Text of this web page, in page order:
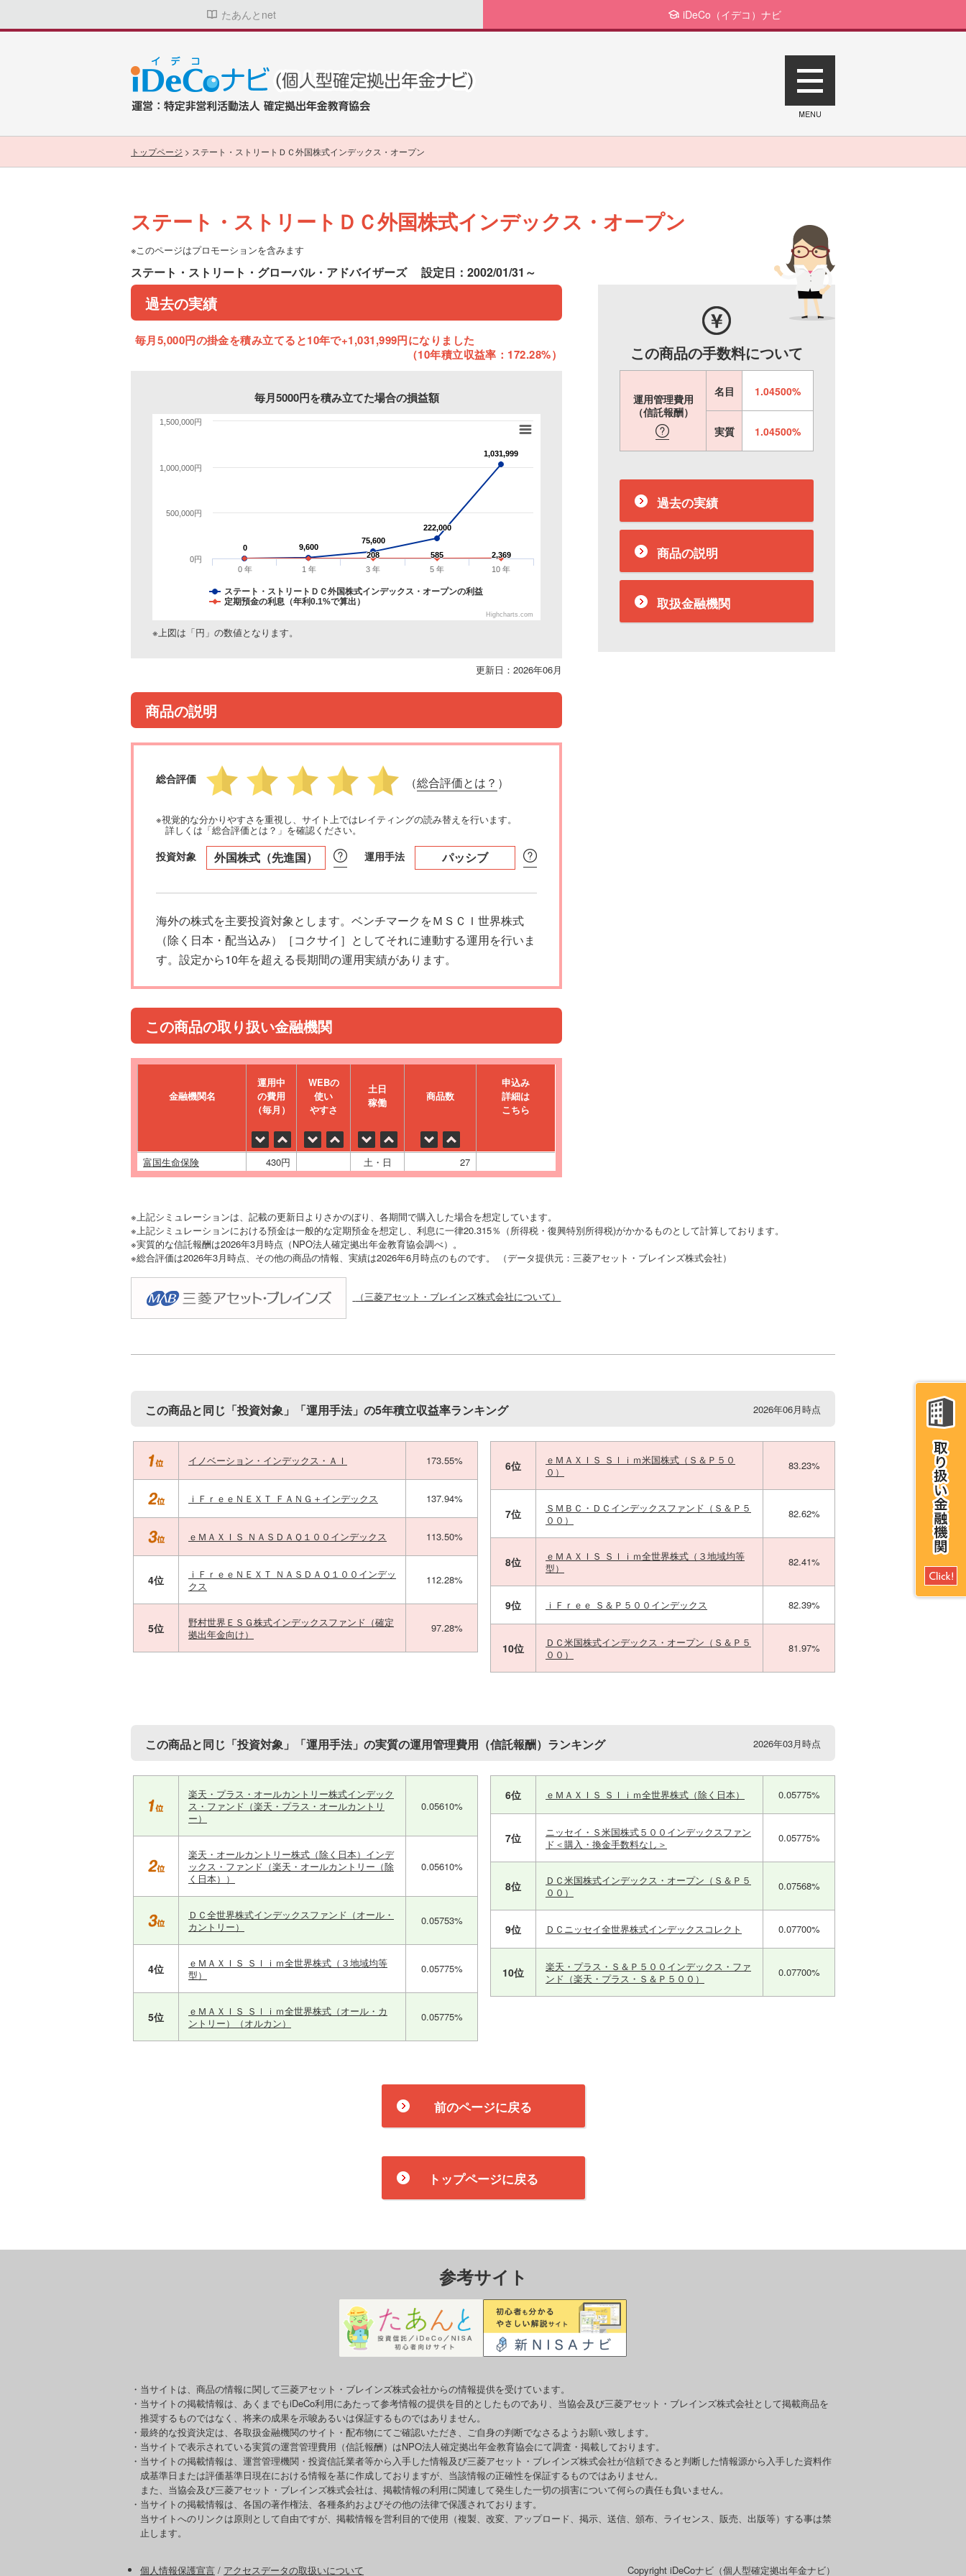
たあんとnet iDeCo（イデコ）ナビ
トップページ > ステート・ストリートＤＣ外国株式インデックス・オープン
ステート・ストリートＤＣ外国株式インデックス・オープン
※このページはプロモーションを含みます
ステート・ストリート・グローバル・アドバイザーズ 設定日：2002/01/31～
過去の実績
毎月5,000円の掛金を積み立てると10年で+1,031,999円になりました
（10年積立収益率：172.28%）
毎月5000円を積み立てた場合の損益額
0
0 9,600
9,600
75,600
75,600
222,000
222,000
1,031,999
1,031,999
208
208 585
585 2,369
2,369
ステート・ストリートＤＣ外国株式インデックス・オープンの利益
定期預金の利息（年利0.1%で算出）
0 年 1 年 3 年 5 年 10 年
0円
500,000円
1,000,000円
1,500,000円
Highcharts.com
※上図は「円」の数値となります。
更新日：2026年06月
商品の説明
総合評価 （総合評価とは？ ）
※視覚的な分かりやすさを重視し、サイト上ではレイティングの読み替えを行います。
詳しくは「総合評価とは？」を確認ください。
投資対象 外国株式（先進国） 運用手法 パッシブ
海外の株式を主要投資対象とします。ベンチマークをＭＳＣＩ世界株式
（除く日本・配当込み）［コクサイ］としてそれに連動する運用を行いま
す。設定から10年を超える長期間の運用実績があります。
この商品の取り扱い金融機関
金融機関名
運⽤中
の費⽤
（毎⽉）
WEBの
使い
やすさ
⼟⽇
稼働
商品数
申込み
詳細は
こちら
富国生命保険 430円 土・日 27
この商品の手数料について
運用管理費用
（信託報酬）
名目 1.04500%
実質 1.04500%
過去の実績
商品の説明
取扱金融機関
※上記シミュレーションは、記載の更新日よりさかのぼり、各期間で購入した場合を想定しています。
※上記シミュレーションにおける預金は一般的な定期預金を想定し、利息に一律20.315％（所得税・復興特別所得税)がかかるものとして計算しております。
※実質的な信託報酬は2026年3月時点（NPO法人確定拠出年金教育協会調べ）。
※総合評価は2026年3月時点、その他の商品の情報、実績は2026年6月時点のものです。 （データ提供元：三菱アセット・ブレインズ株式会社）
（三菱アセット・ブレインズ株式会社について）
この商品と同じ「投資対象」「運用手法」の5年積立収益率ランキング 2026年06月時点
イノベーション・インデックス・ＡＩ 173.55%
ｉＦｒｅｅＮＥＸＴ ＦＡＮＧ＋インデックス 137.94%
ｅＭＡＸＩＳ ＮＡＳＤＡＱ１００インデックス 113.50%
4位
ｉＦｒｅｅＮＥＸＴ ＮＡＳＤＡＱ１００インデッ
クス
112.28%
5位
野村世界ＥＳＧ株式インデックスファンド（確定
拠出年金向け）
97.28%
6位
ｅＭＡＸＩＳ Ｓｌｉｍ米国株式（Ｓ＆Ｐ５０
０）
83.23%
7位
ＳＭＢＣ・ＤＣインデックスファンド（Ｓ＆Ｐ５
００）
82.62%
8位
ｅＭＡＸＩＳ Ｓｌｉｍ全世界株式（３地域均等
型）
82.41%
9位 ｉＦｒｅｅ Ｓ＆Ｐ５００インデックス 82.39%
10位
ＤＣ米国株式インデックス・オープン（Ｓ＆Ｐ５
００）
81.97%
この商品と同じ「投資対象」「運用手法」の実質の運用管理費用（信託報酬）ランキング 2026年03月時点
楽天・プラス・オールカントリー株式インデック
ス・ファンド（楽天・プラス・オールカントリ
ー）
0.05610%
楽天・オールカントリー株式（除く日本）インデ
ックス・ファンド（楽天・オールカントリー（除
く日本））
0.05610%
ＤＣ全世界株式インデックスファンド（オール・
カントリー）
0.05753%
4位
ｅＭＡＸＩＳ Ｓｌｉｍ全世界株式（３地域均等
型）
0.05775%
5位
ｅＭＡＸＩＳ Ｓｌｉｍ全世界株式（オール・カ
ントリー）（オルカン）
0.05775%
6位 ｅＭＡＸＩＳ Ｓｌｉｍ全世界株式（除く日本） 0.05775%
7位
ニッセイ・Ｓ米国株式５００インデックスファン
ド＜購入・換金手数料なし＞
0.05775%
8位
ＤＣ米国株式インデックス・オープン（Ｓ＆Ｐ５
００）
0.07568%
9位 ＤＣニッセイ全世界株式インデックスコレクト 0.07700%
10位
楽天・プラス・Ｓ＆Ｐ５００インデックス・ファ
ンド（楽天・プラス・Ｓ＆Ｐ５００）
0.07700%
前のページに戻る
トップページに戻る
参考サイト
・当サイトは、商品の情報に関して三菱アセット・ブレインズ株式会社からの情報提供を受けています。
・当サイトの掲載情報は、あくまでもiDeCo利用にあたって参考情報の提供を目的としたものであり、当協会及び三菱アセット・ブレインズ株式会社として掲載商品を
推奨するものではなく、将来の成果を示唆あるいは保証するものではありません。
・最終的な投資決定は、各取扱金融機関のサイト・配布物にてご確認いただき、ご自身の判断でなさるようお願い致します。
・当サイトで表示されている実質の運営管理費用（信託報酬）はNPO法人確定拠出年金教育協会にて調査・掲載しております。
・当サイトの掲載情報は、運営管理機関・投資信託業者等から入手した情報及び三菱アセット・ブレインズ株式会社が信頼できると判断した情報源から入手した資料作
成基準日または評価基準日現在における情報を基に作成しておりますが、当該情報の正確性を保証するものではありません。
また、当協会及び三菱アセット・ブレインズ株式会社は、掲載情報の利用に関連して発生した一切の損害について何らの責任も負いません。
・当サイトの掲載情報は、各国の著作権法、各種条約およびその他の法律で保護されております。
当サイトへのリンクは原則として自由ですが、掲載情報を営利目的で使用（複製、改変、アップロード、掲示、送信、頒布、ライセンス、販売、出版等）する事は禁
止します。
個人情報保護宣言 / アクセスデータの取扱いについて Copyright iDeCoナビ（個人型確定拠出年金ナビ）